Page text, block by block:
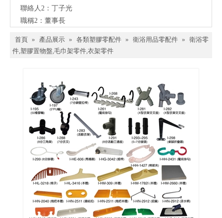
聯絡人2：丁子光
職稱2：董事長
首頁 » 產品展示 » 各類塑膠零配件 » 衛浴用品零配件 » 衛浴零
件,塑膠置物盤,毛巾架零件,衣架零件